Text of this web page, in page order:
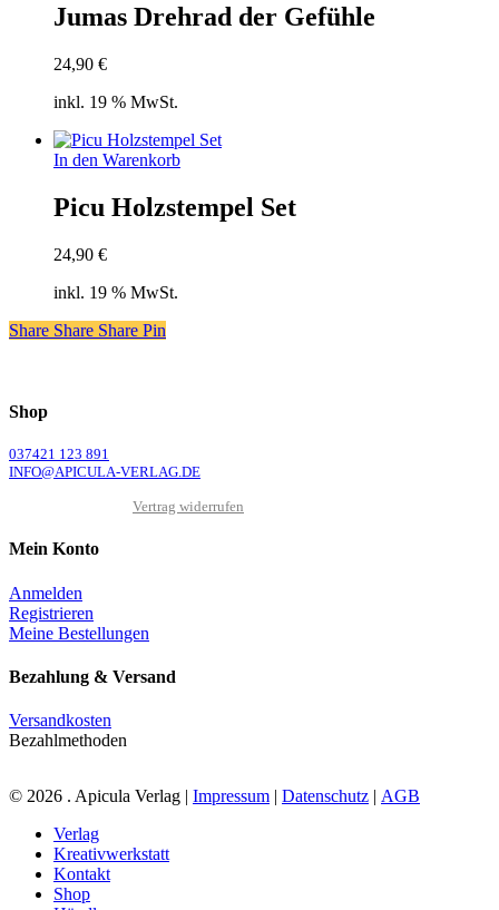
Jumas Drehrad der Gefühle
24,90 €
inkl. 19 % MwSt.
In den Warenkorb
Picu Holzstempel Set
24,90 €
inkl. 19 % MwSt.
Share
Share Share Share Pin
Shop
037421 123 891
INFO@APICULA-VERLAG.DE
Vertrag widerrufen
Mein Konto
Anmelden
Registrieren
Meine Bestellungen
Bezahlung & Versand
Versandkosten
Bezahlmethoden
© 2026 . Apicula Verlag | Impressum | Datenschutz | AGB
Close
Menu
Verlag
Kreativwerkstatt
Kontakt
Shop